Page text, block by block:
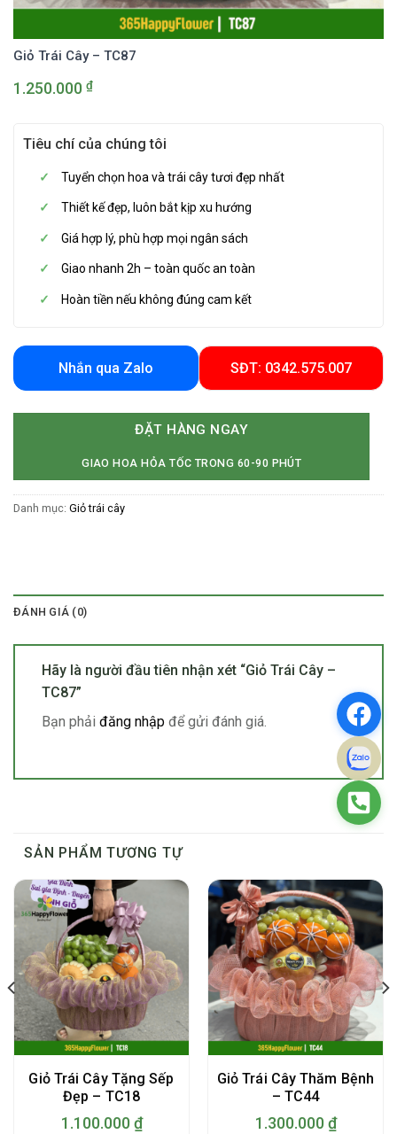
Giỏ Trái Cây – TC87
1.250.000 ₫
Tiêu chí của chúng tôi
Tuyển chọn hoa và trái cây tươi đẹp nhất
Thiết kế đẹp, luôn bắt kịp xu hướng
Giá hợp lý, phù hợp mọi ngân sách
Giao nhanh 2h – toàn quốc an toàn
Hoàn tiền nếu không đúng cam kết
Nhắn qua Zalo SĐT: 0342.575.007
ĐẶT HÀNG NGAY
GIAO HOA HỎA TỐC TRONG 60-90 PHÚT
Danh mục: Giỏ trái cây
ĐÁNH GIÁ (0)
Hãy là người đầu tiên nhận xét “Giỏ Trái Cây –
TC87”
Bạn phải đăng nhập để gửi đánh giá.
SẢN PHẨM TƯƠNG TỰ
Giỏ Trái Cây Tặng Sếp
Đẹp – TC18
1.100.000 ₫
Giỏ Trái Cây Thăm Bệnh
– TC44
1.300.000 ₫